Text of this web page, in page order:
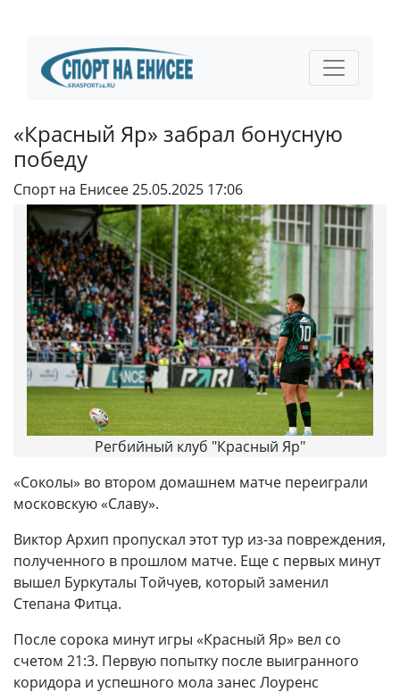
«Красный Яр» забрал бонусную
победу
Спорт на Енисее25.05.2025 17:06
Регбийный клуб "Красный Яр"
«Соколы» во втором домашнем матче переиграли
московскую «Славу».
Виктор Архип пропускал этот тур из-за повреждения,
полученного в прошлом матче. Еще с первых минут
вышел Буркуталы Тойчуев, который заменил
Степана Фитца.
После сорока минут игры «Красный Яр» вел со
счетом 21:3. Первую попытку после выигранного
коридора и успешного мола занес Лоуренс